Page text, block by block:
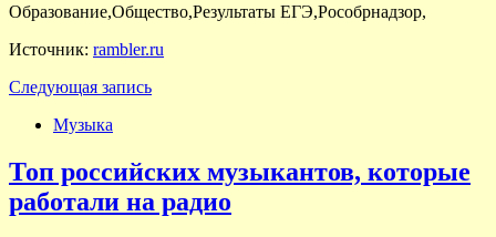
Образование,Общество,Результаты ЕГЭ,Рособрнадзор,
Источник: rambler.ru
Следующая запись
Музыка
Топ российских музыкантов, которые
работали на радио